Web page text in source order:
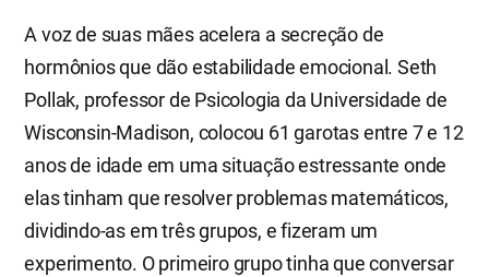
A voz de suas mães acelera a secreção de
hormônios que dão estabilidade emocional. Seth
Pollak, professor de Psicologia da Universidade de
Wisconsin-Madison, colocou 61 garotas entre 7 e 12
anos de idade em uma situação estressante onde
elas tinham que resolver problemas matemáticos,
dividindo-as em três grupos, e fizeram um
experimento. O primeiro grupo tinha que conversar